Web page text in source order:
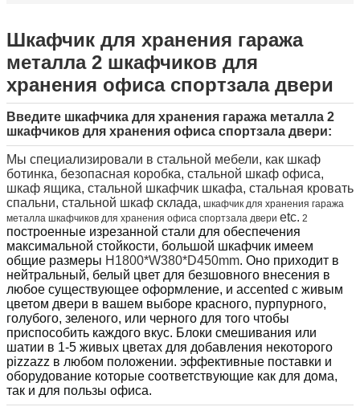
Шкафчик для хранения гаража
металла 2 шкафчиков для
хранения офиса спортзала двери
Введите шкафчика для хранения гаража металла 2
шкафчиков для хранения офиса спортзала двери:
Мы специализировали в стальной мебели, как шкаф
ботинка, безопасная коробка, стальной шкаф офиса,
шкаф ящика, стальной шкафчик шкафа, стальная кровать
спальни, стальной шкаф склада, шкафчик для хранения гаража
металла шкафчиков для хранения офиса спортзала двери etc. 2
построенные изрезанной стали для обеспечения
максимальной стойкости, большой шкафчик имеем
общие размеры H1800*W380*D450mm. Оно приходит в
нейтральный, белый цвет для безшовного внесения в
любое существующее оформление, и accented с живым
цветом двери в вашем выборе красного, пурпурного,
голубого, зеленого, или черного для того чтобы
приспособить каждого вкус. Блоки смешивания или
шатии в 1-5 живых цветах для добавления некоторого
pizzazz в любом положении. эффективные поставки и
оборудование которые соответствующие как для дома,
так и для пользы офиса.